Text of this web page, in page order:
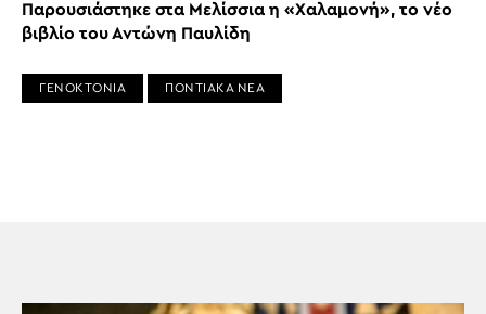
Παρουσιάστηκε στα Μελίσσια η «Χαλαμονή», το νέο
βιβλίο του Αντώνη Παυλίδη
ΓΕΝΟΚΤΟΝΙΑ ΠΟΝΤΙΑΚΑ ΝΕΑ